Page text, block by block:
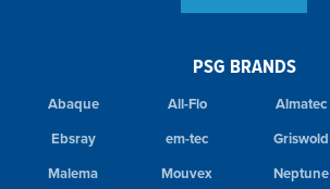
PSG BRANDS
Abaque All-Flo Almatec
Ebsray
em-tec Griswold
Malema
Mouvex Neptune